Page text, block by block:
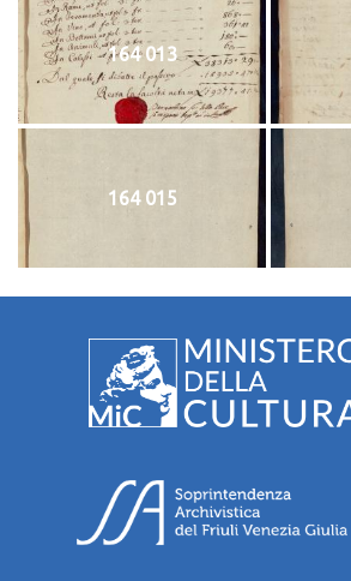
164 013
164 015